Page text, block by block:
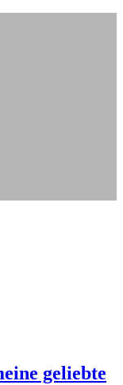
geliebte